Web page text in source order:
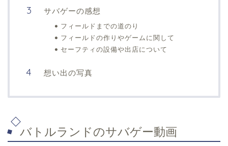
サバゲーの感想
フィールドまでの道のり
フィールドの作りやゲームに関して
セーフティの設備や出店について
想い出の写真
バトルランドのサバゲー動画